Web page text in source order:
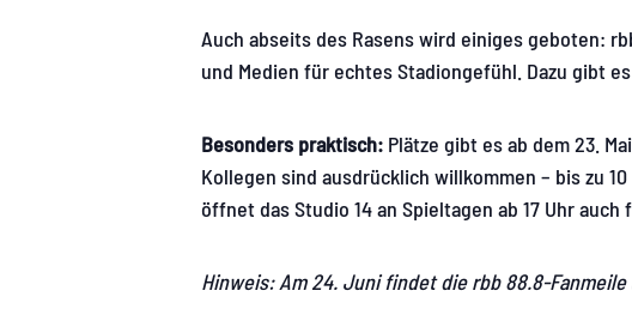
Auch abseits des Rasens wird einiges geboten:
und Medien für echtes Stadiongefühl. Dazu gibt
Besonders praktisch: Plätze gibt es ab dem 23.
Kollegen sind ausdrücklich willkommen – bis zu
öffnet das Studio 14 an Spieltagen ab 17 Uhr
Hinweis: Am 24. Juni findet die rbb 88.8-